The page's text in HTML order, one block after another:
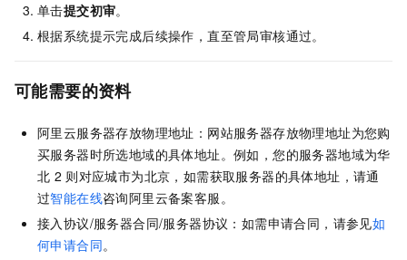
单击提交初审。
根据系统提示完成后续操作，直至管局审核通过。
可能需要的资料
阿里云服务器存放物理地址：网站服务器存放物理地址为您购
买服务器时所选地域的具体地址。例如，您的服务器地域为华
北 2 则对应城市为北京，如需获取服务器的具体地址，请通
过智能在线咨询阿里云备案客服。
接入协议/服务器合同/服务器协议：如需申请合同，请参见如
何申请合同。